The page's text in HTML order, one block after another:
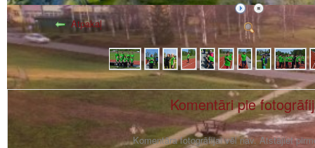
Atpakaļ
Komentāri pie
Komentāra fotogrāfijai vēl nav. Atstājiet